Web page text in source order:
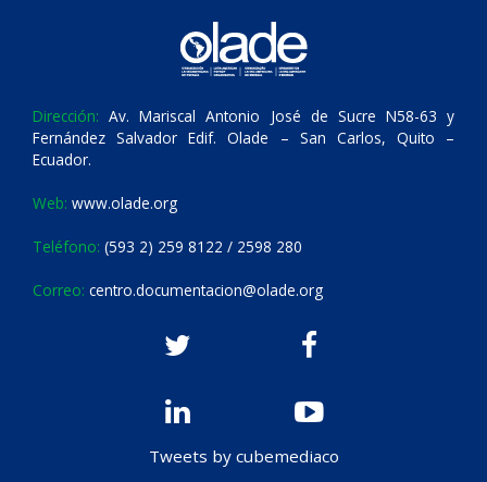
Dirección: Av. Mariscal Antonio José de Sucre N58-63 y
Fernández Salvador Edif. Olade – San Carlos, Quito –
Ecuador.
Web: www.olade.org
Teléfono: (593 2) 259 8122 / 2598 280
Correo: centro.documentacion@olade.org
Tweets by cubemediaco